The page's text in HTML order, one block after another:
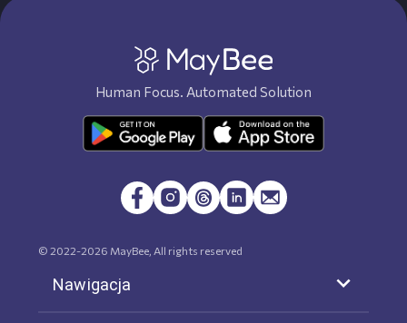
Human Focus. Automated Solution
© 2022-2026 MayBee, All rights reserved
Nawigacja